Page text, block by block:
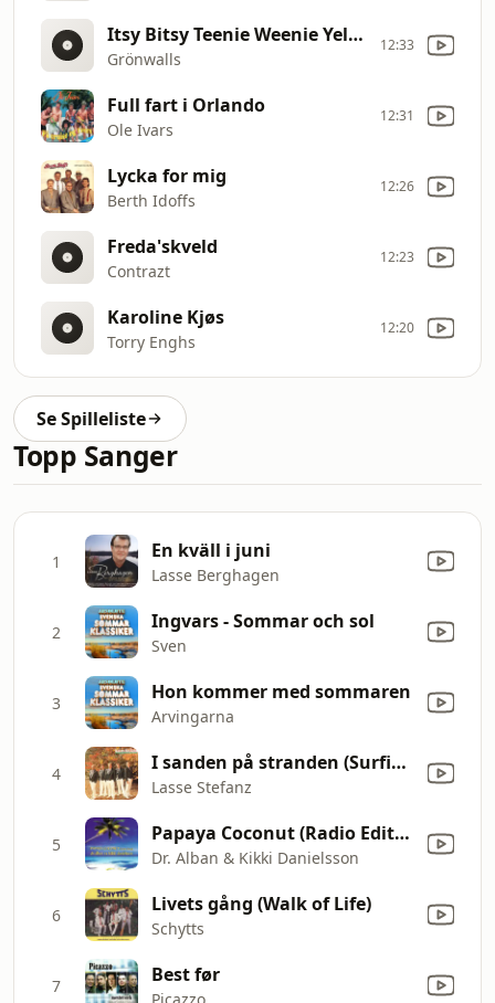
Itsy Bitsy Teenie Weenie Yellow Polkadot Bikini
Grönwalls
12:33
Full fart i Orlando
Ole Ivars
12:31
Lycka for mig
Berth Idoffs
12:26
Freda'skveld
Contrazt
12:23
Karoline Kjøs
Torry Enghs
12:20
Se Spilleliste
Topp Sanger
1 En kväll i juni
Lasse Berghagen
2 Ingvars - Sommar och sol
Sven
3 Hon kommer med sommaren
Arvingarna
4 I sanden på stranden (Surfin' Senorita)
Lasse Stefanz
5 Papaya Coconut (Radio Edit) [Dr. Alban vs. Kikki Danielsson]
Dr. Alban & Kikki Danielsson
6 Livets gång (Walk of Life)
Schytts
7 Best før
Picazzo